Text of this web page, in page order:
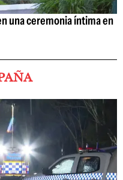
una ceremonia íntima en